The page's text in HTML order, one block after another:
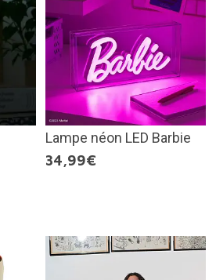
Lampe néon LED Barbie
34,99€